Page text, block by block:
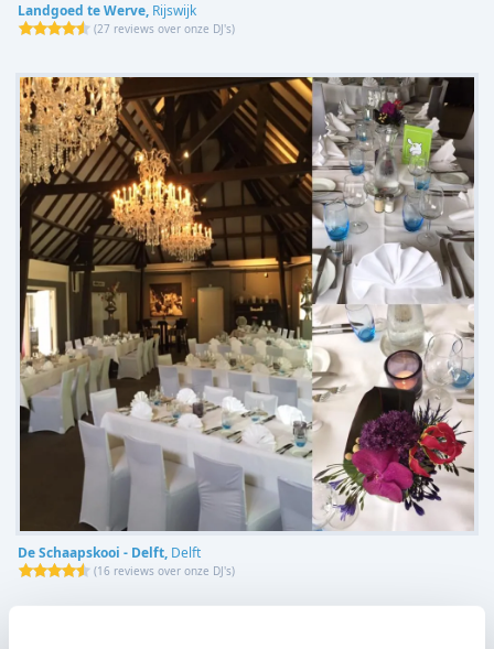
Landgoed te Werve, Rijswijk
(27 reviews over onze DJ's)
De Schaapskooi - Delft, Delft
(16 reviews over onze DJ's)